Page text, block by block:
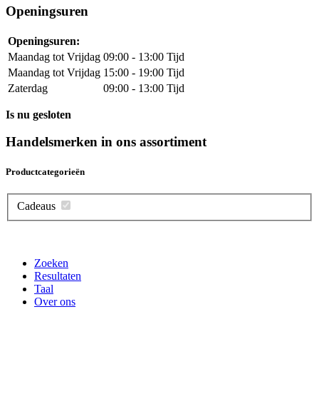
Openingsuren
Openingsuren:
Maandag tot Vrijdag 09:00 - 13:00 Tijd
Maandag tot Vrijdag 15:00 - 19:00 Tijd
Zaterdag
09:00 - 13:00 Tijd
Is nu gesloten
Handelsmerken in ons assortiment
Productcategorieën
Cadeaus
Zoeken
Resultaten
Taal
Over ons